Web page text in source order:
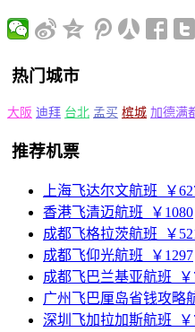
热门城市
大阪 迪拜 台北 孟买 槟城 加德满
推荐机票
上海飞达尔文航班
￥
香港飞清迈航班
￥1080
成都飞格拉茨航班
￥
成都飞仰光航班
￥1297
成都飞巴兰基亚航班
广州飞巴厘岛省钱攻略
深圳飞加拉加斯航班